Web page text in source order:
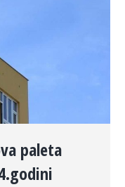
paleta